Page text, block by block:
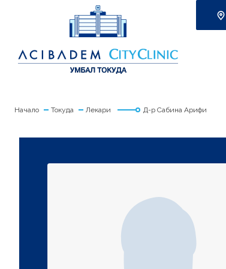
Начало Токуда Лекари Д-р Сабина Арифи